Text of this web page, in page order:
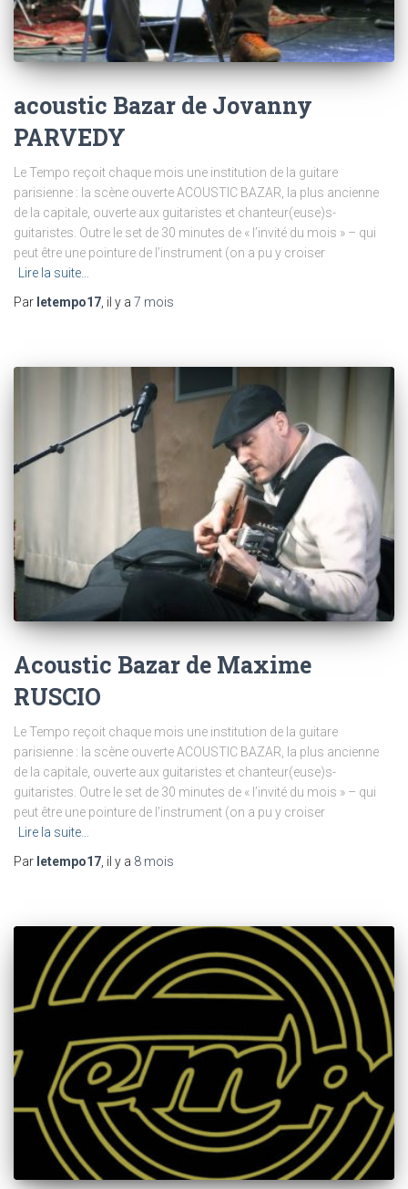
acoustic Bazar de Jovanny
PARVEDY
Le Tempo reçoit chaque mois une institution de la guitare
parisienne : la scène ouverte ACOUSTIC BAZAR, la plus ancienne
de la capitale, ouverte aux guitaristes et chanteur(euse)s-
guitaristes. Outre le set de 30 minutes de « l’invité du mois » – qui
peut être une pointure de l’instrument (on a pu y croiser
Lire la suite…
Par letempo17 , il y a 7 mois
Acoustic Bazar de Maxime
RUSCIO
Le Tempo reçoit chaque mois une institution de la guitare
parisienne : la scène ouverte ACOUSTIC BAZAR, la plus ancienne
de la capitale, ouverte aux guitaristes et chanteur(euse)s-
guitaristes. Outre le set de 30 minutes de « l’invité du mois » – qui
peut être une pointure de l’instrument (on a pu y croiser
Lire la suite…
Par letempo17 , il y a 8 mois